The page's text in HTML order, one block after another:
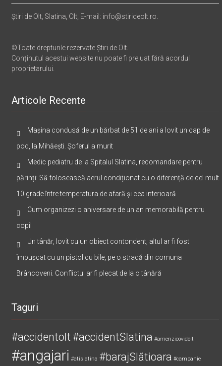
Știri de Olt, Slatina, Olt, E-mail: info@stirideolt.ro.
©Toate drepturile rezervate Știri de Olt.
Conținutul acestui website nu poate fi preluat fără acordul
proprietarului.
Articole Recente
Mașina condusă de un bărbat de 51 de ani a lovit un cap de
pod, la Mihăești. Șoferul a murit
Medic pediatru de la Spitalul Slatina, recomandare pentru
părinți: Să folosească aerul condiționat cu o diferență de cel mult
10 grade între temperatura de afară și cea interioară
Cum organizezi o aniversare de un an memorabilă pentru
copil
Un tânăr, lovit cu un obiect contondent, altul ar fi fost
împușcat cu un pistol cu bile, pe o stradă din comuna
Brâncoveni. Conflictul ar fi plecat de la o tânără
Taguri
#accidentolt #accidentSlatina #amenzicovidolt
#angajari #atislatina #barajSlătioara #campanie